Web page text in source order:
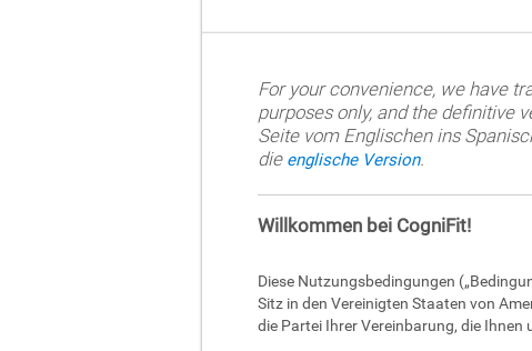
For your convenience, we have
purposes only, and the definitive
Seite vom Englischen ins
die englische Version.
Willkommen bei CogniFit!
Diese Nutzungsbedingungen
Sitz in den Vereinigten Staaten von
die Partei Ihrer Vereinbarung, die